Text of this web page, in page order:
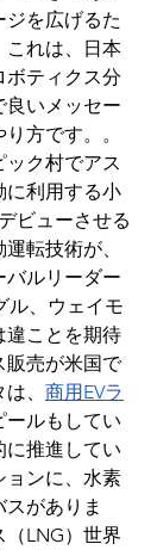
ジを広げるた
これは、日本
ボティクス分
良いメッセー
方です。。
ック村でアス
に利用する小
ビューさせる
転技術が、
バルリーダー
ル、ウェイモ
違ことを期待
販売が米国で
、 商用EVラ
ールもしてい
に推進してい
ョンに、水素
がありま
LNG）世界